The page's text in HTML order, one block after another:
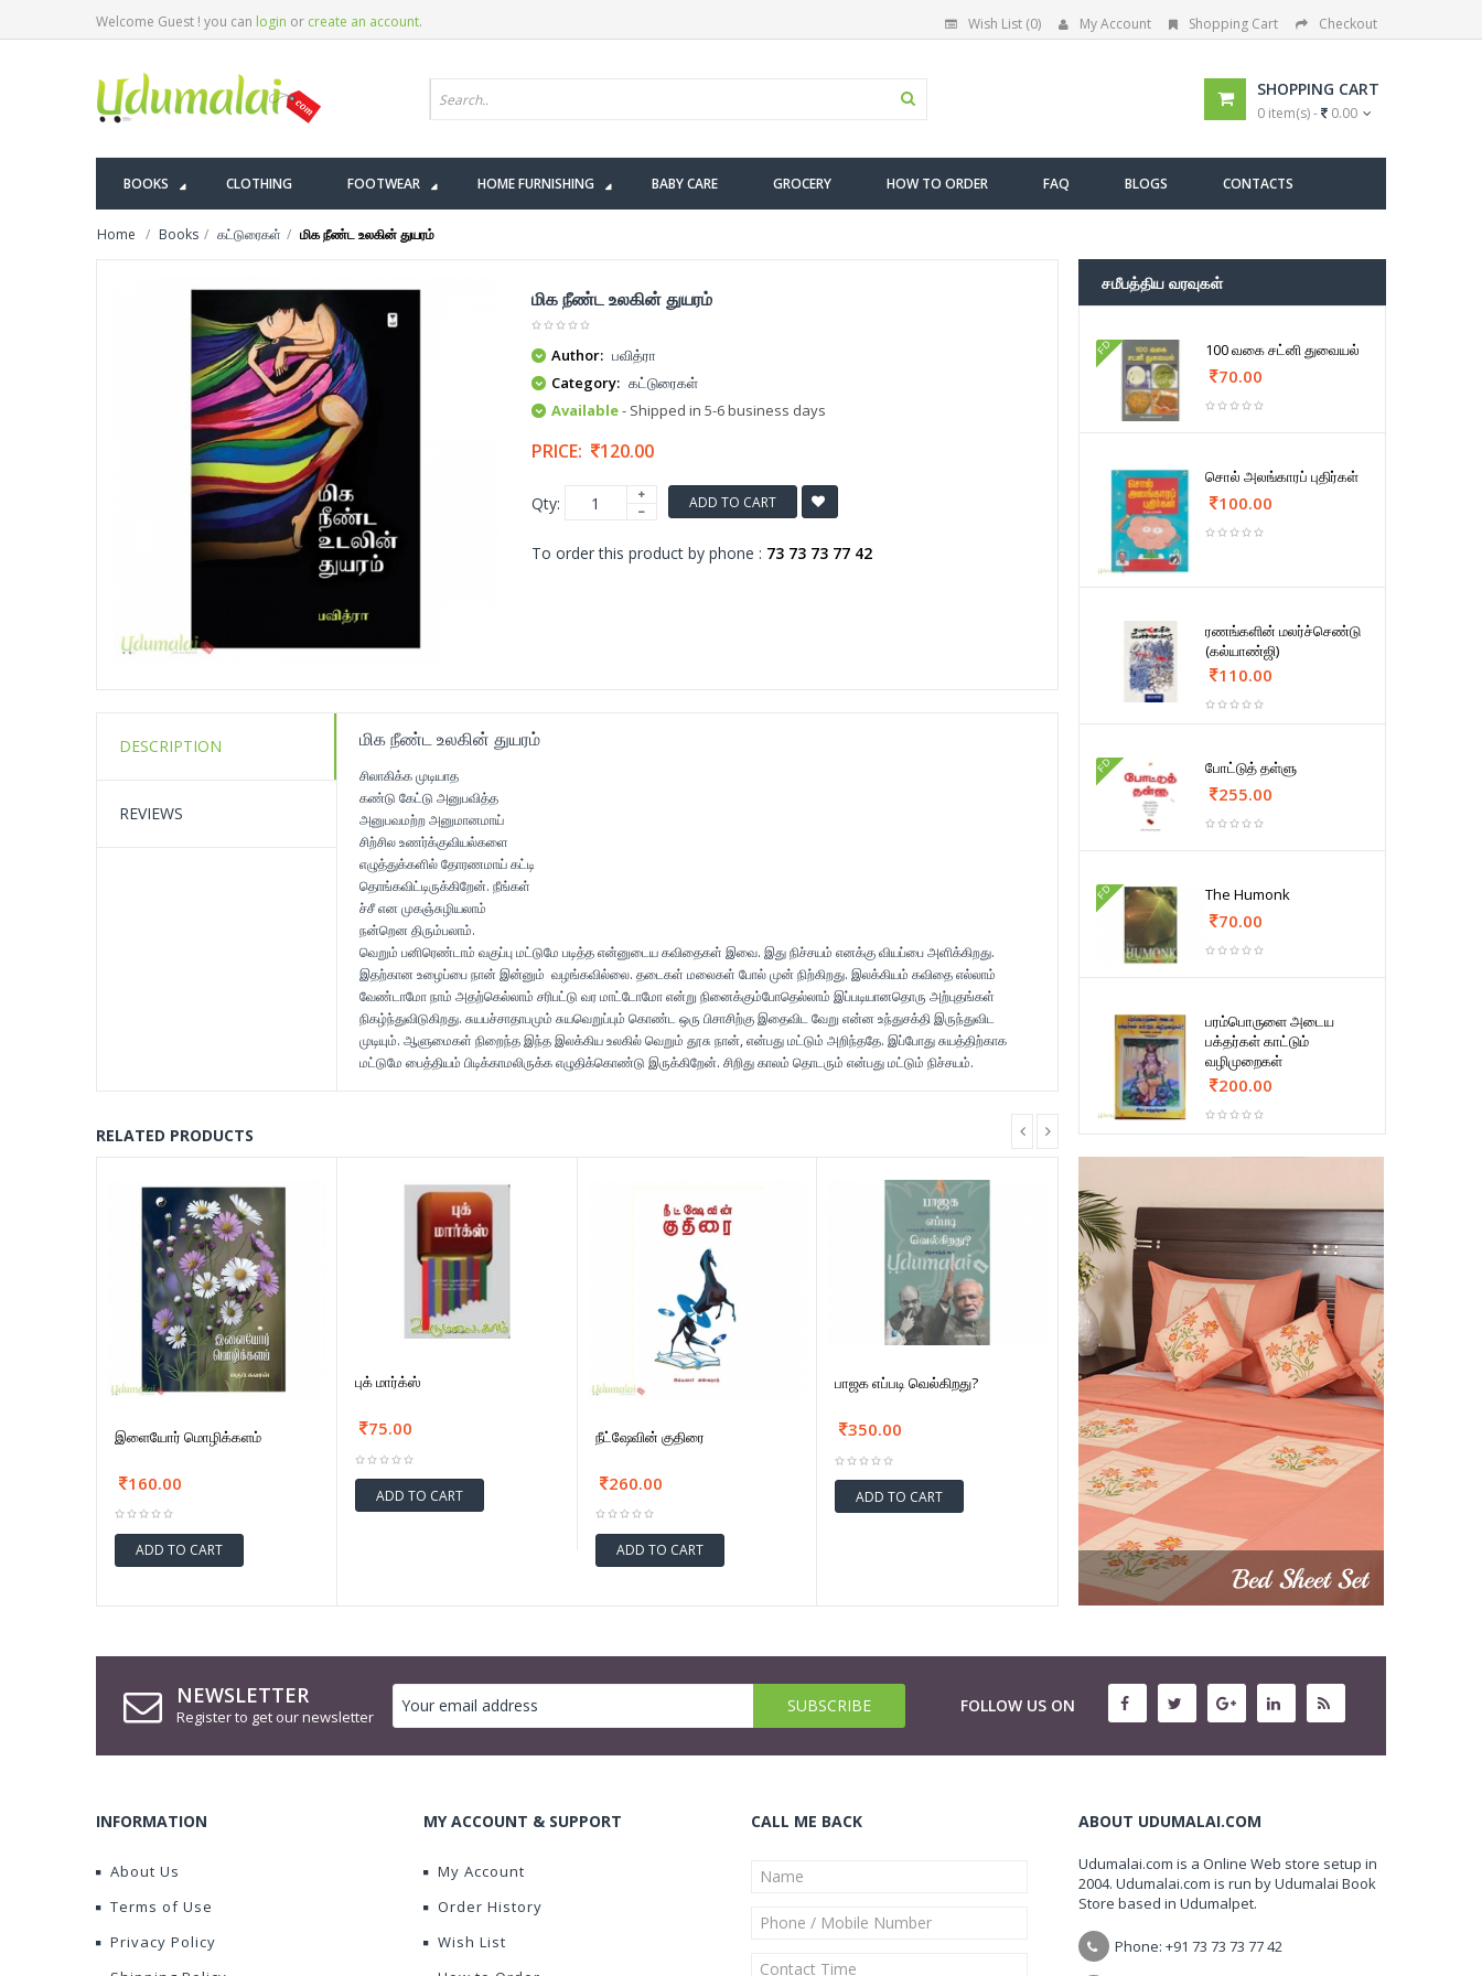
Welcome Guest ! you can login or create an account. Wish List (0) My Account Shopping Cart Checkout
SHOPPING CART
0 item(s) - 0.00
BOOKS CLOTHING FOOTWEAR HOME FURNISHING BABY CARE GROCERY HOW TO ORDER FAQ BLOGS CONTACTS
Home Books கட்டுரைகள் மிக நீண்ட உலகின் துயரம்
மிக நீண்ட உலகின் துயரம்
Author: பவித்ரா
Category: கட்டுரைகள்
Available- Shipped in 5-6 business days
PRICE: 120.00
Qty: ADD TO CART
To order this product by phone : 73 73 73 77 42
DESCRIPTION
REVIEWS
மிக நீண்ட உலகின் துயரம்
சிலாகிக்க முடியாத
கண்டு கேட்டு அனுபவித்த
அனுபவமற்ற அனுமானமாய்
சிற்சில உணர்க்குவியல்களை
எழுத்துக்களில் தோரணமாய் கட்டி
தொங்கவிட்டிருக்கிறேன். நீங்கள்
ச்சீ என முகஞ்சுழியலாம்
நன்றென திரும்பலாம்.
வெறும் பனிரெண்டாம் வகுப்பு மட்டுமே படித்த என்னுடைய கவிதைகள் இவை. இது நிச்சயம் எனக்கு வியப்பை அளிக்கிறது.
இதற்கான உழைப்பை நான் இன்னும் வழங்கவில்லை. தடைகள் மலைகள் போல் முன் நிற்கிறது. இலக்கியம் கவிதை எல்லாம்
வேண்டாமோ நாம் அதற்கெல்லாம் சரிபட்டு வர மாட்டோமோ என்று நினைக்கும்போதெல்லாம் இப்படியானதொரு அற்புதங்கள்
நிகழ்ந்துவிடுகிறது. சுயபச்சாதாபமும் சுயவெறுப்பும் கொண்ட ஒரு பிசாசிற்கு இதைவிட வேறு என்ன உந்துசக்தி இருந்துவிட
முடியும். ஆளுமைகள் நிறைந்த இந்த இலக்கிய உலகில் வெறும் தூசு நான், என்பது மட்டும் அறிந்ததே. இப்போது சுயத்திற்காக
மட்டுமே பைத்தியம் பிடிக்காமலிருக்க எழுதிக்கொண்டு இருக்கிறேன். சிறிது காலம் தொடரும் என்பது மட்டும் நிச்சயம்.
RELATED PRODUCTS
இளையோர் மொழிக்களம்
160.00
ADD TO CART
புக் மார்க்ஸ்
75.00
ADD TO CART
நீட்ஷேவின் குதிரை
260.00
ADD TO CART
பாஜக எப்படி வெல்கிறது?
350.00
ADD TO CART
சமீபத்திய வரவுகள்
FD 100 வகை சட்னி துவையல்
70.00
சொல் அலங்காரப் புதிர்கள்
100.00
ரணங்களின் மலர்ச்செண்டு
(கல்யாண்ஜி)
110.00
FD போட்டுத் தள்ளு
255.00
FD The Humonk
70.00
பரம்பொருளை அடைய
பக்தர்கள் காட்டும்
வழிமுறைகள்
200.00
NEWSLETTER
Register to get our newsletter
FOLLOW US ON
INFORMATION
About Us
Terms of Use
Privacy Policy
MY ACCOUNT & SUPPORT
My Account
Order History
Wish List
CALL ME BACK ABOUT UDUMALAI.COM
Udumalai.com is a Online Web store setup in
2004. Udumalai.com is run by Udumalai Book
Store based in Udumalpet.
Phone: +91 73 73 73 77 42